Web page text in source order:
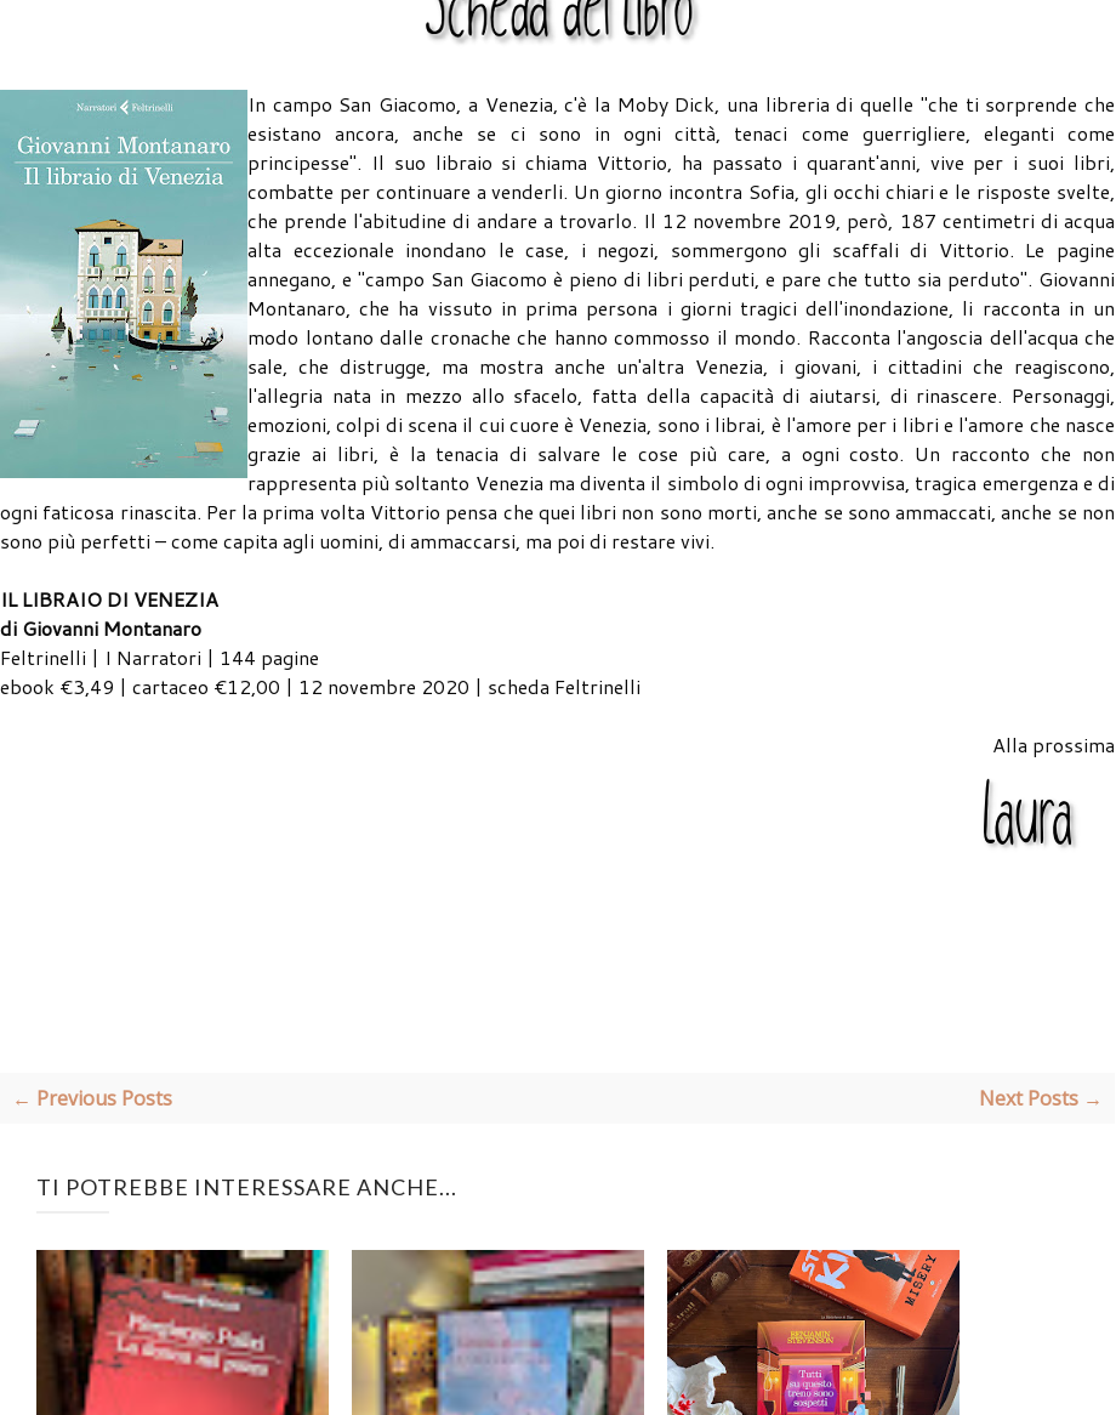
In campo San Giacomo, a Venezia, c'è la Moby Dick, una libreria di quelle "che ti sorprende che
esistano ancora, anche se ci sono in ogni città, tenaci come guerrigliere, eleganti come
principesse". Il suo libraio si chiama Vittorio, ha passato i quarant'anni, vive per i suoi libri,
combatte per continuare a venderli. Un giorno incontra Sofia, gli occhi chiari e le risposte svelte,
che prende l'abitudine di andare a trovarlo. Il 12 novembre 2019, però, 187 centimetri di acqua
alta eccezionale inondano le case, i negozi, sommergono gli scaffali di Vittorio. Le pagine
annegano, e "campo San Giacomo è pieno di libri perduti, e pare che tutto sia perduto". Giovanni
Montanaro, che ha vissuto in prima persona i giorni tragici dell'inondazione, li racconta in un
modo lontano dalle cronache che hanno commosso il mondo. Racconta l'angoscia dell'acqua che
sale, che distrugge, ma mostra anche un'altra Venezia, i giovani, i cittadini che reagiscono,
l'allegria nata in mezzo allo sfacelo, fatta della capacità di aiutarsi, di rinascere. Personaggi,
emozioni, colpi di scena il cui cuore è Venezia, sono i librai, è l'amore per i libri e l'amore che nasce
grazie ai libri, è la tenacia di salvare le cose più care, a ogni costo. Un racconto che non
rappresenta più soltanto Venezia ma diventa il simbolo di ogni improvvisa, tragica emergenza e di
ogni faticosa rinascita. Per la prima volta Vittorio pensa che quei libri non sono morti, anche se sono ammaccati, anche se non
sono più perfetti – come capita agli uomini, di ammaccarsi, ma poi di restare vivi.
IL LIBRAIO DI VENEZIA
di Giovanni Montanaro
Feltrinelli | I Narratori | 144 pagine
ebook €3,49 | cartaceo €12,00 | 12 novembre 2020 | scheda Feltrinelli
Alla prossima
← Previous Posts Next Posts →
TI POTREBBE INTERESSARE ANCHE...